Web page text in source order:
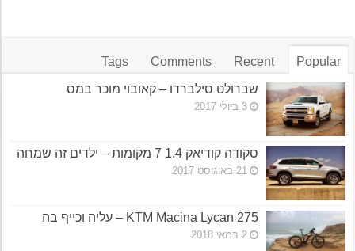
Popular
Recent
Comments
Tags
שברולט סילברדו – קאובוי מוכר במס
3 ביולי 2017
סקודה קודיאק 1.4 7 מקומות – ילדים זה שמחה
21 באוגוסט 2017
KTM Macina Lycan 275 – עליה וכייף בה
2 במאי 2018